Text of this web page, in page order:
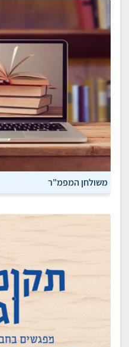
משולחן המפמ"ר